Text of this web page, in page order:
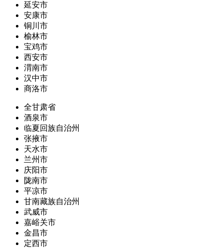
延安市
安康市
铜川市
榆林市
宝鸡市
西安市
渭南市
汉中市
商洛市
全甘肃省
酒泉市
临夏回族自治州
张掖市
天水市
兰州市
庆阳市
陇南市
平凉市
甘南藏族自治州
武威市
嘉峪关市
金昌市
定西市